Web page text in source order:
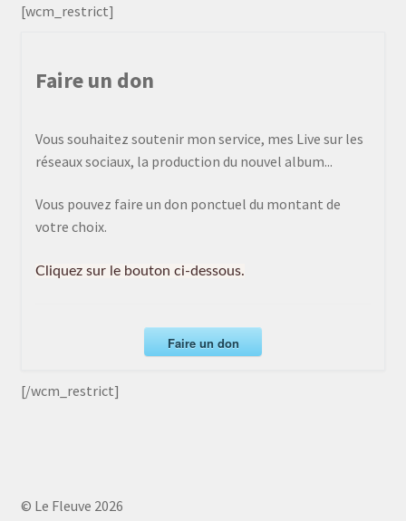
[wcm_restrict]
Faire un don
Vous souhaitez soutenir mon service, mes Live sur les
réseaux sociaux, la production du nouvel album...
Vous pouvez faire un don ponctuel du montant de
votre choix.
Cliquez sur le bouton ci-dessous.
Faire un don
[/wcm_restrict]
© Le Fleuve 2026